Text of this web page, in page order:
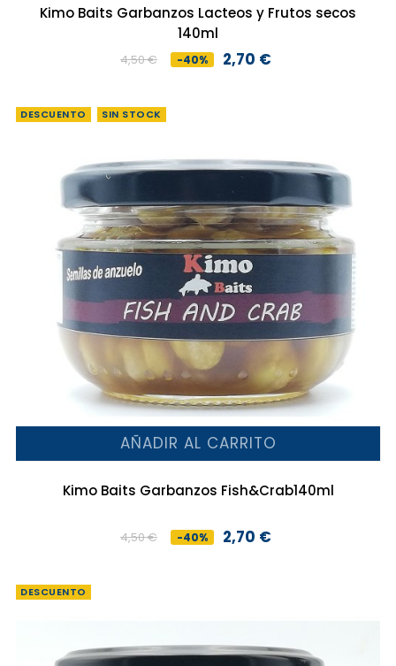
Kimo Baits Garbanzos Lacteos y Frutos secos
140ml
Precio
4,50 € -40%
Precio2,70 €
DESCUENTO SIN STOCK
AÑADIR AL CARRITO
Kimo Baits Garbanzos Fish&Crab140ml
Precio
4,50 € -40%
Precio2,70 €
DESCUENTO